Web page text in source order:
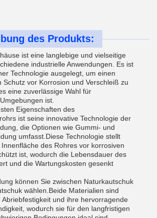
des Produkts:
ist eine langlebige und vielseitige
industrielle Anwendungen. Es ist
Technologie ausgelegt, um einen
Schutz vor Korrosion und Verschleiß zu
eine zuverlässige Wahl für
ist.
Eigenschaften des
ist seine innovative Technologie der
die Optionen wie Gummi- und
umfasst.Diese Technologie stellt
des Rohres vor korrosiven
ist, wodurch die Lebensdauer des
und die Wartungskosten gesenkt
können Sie zwischen Naturkautschuk
wählen.Beide Materialien sind
Abriebfestigkeit und ihre hervorragende
wodurch sie für den langfristigen